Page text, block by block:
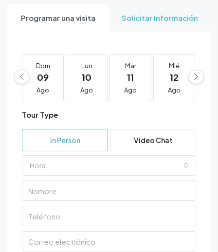
Programar una visita Solicitar Información
Dom
09
Ago
Lun
10
Ago
Mar
11
Ago
Mié
12
Ago
Tour Type
In Person Video Chat
Hora